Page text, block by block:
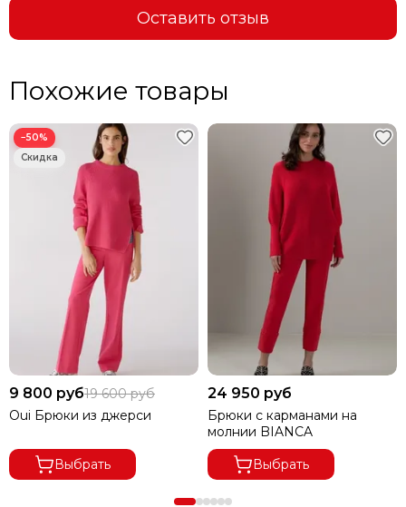
Оставить отзыв
Похожие товары
−50%
9 800 руб19 600 руб
Oui Брюки из джерси
Выбрать
24 950 руб
Брюки с карманами на
молнии BIANCA
Выбрать